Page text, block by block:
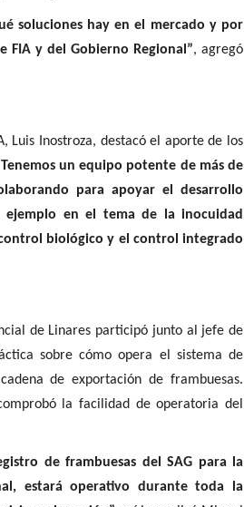
soluciones hay en el mercado y por
FIA y del Gobierno Regional”, agregó
Luis Inostroza, destacó el aporte de los
un equipo potente de más de
para apoyar el desarrollo
en el tema de la inocuidad
biológico y el control integrado
de Linares participó junto al jefe de
sobre cómo opera el sistema de
de exportación de frambuesas.
la facilidad de operatoria del
de frambuesas del SAG para la
estará operativo durante toda la
inspección visual...